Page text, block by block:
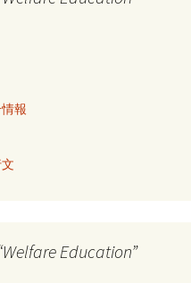
報
Education”